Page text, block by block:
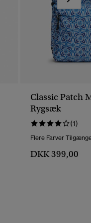
Classic Patch
Rygsæk
(1)
Flere Farver
DKK 399,00